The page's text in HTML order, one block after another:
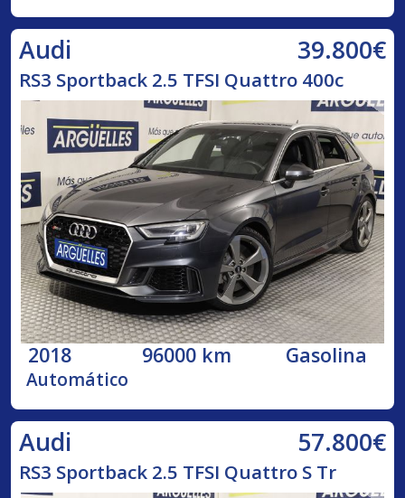
Audi 39.800€
RS3 Sportback 2.5 TFSI Quattro 400c
2018 96000 km Gasolina
Automático
Audi 57.800€
RS3 Sportback 2.5 TFSI Quattro S Tr